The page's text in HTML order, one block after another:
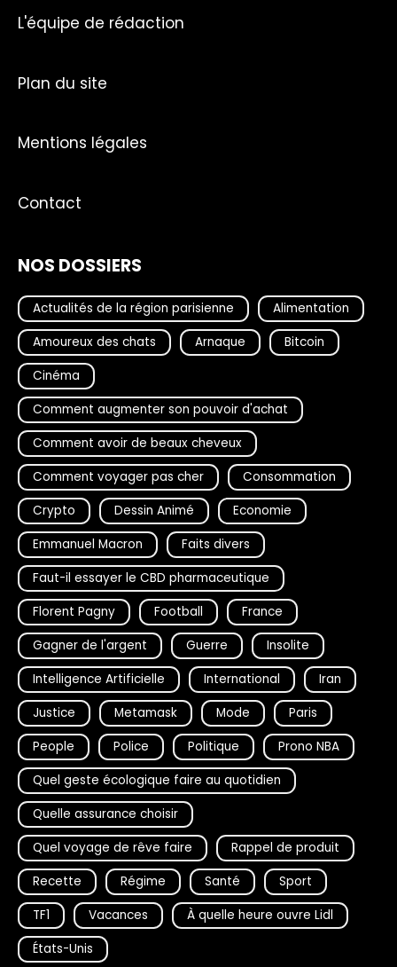
L'équipe de rédaction
Plan du site
Mentions légales
Contact
NOS DOSSIERS
Actualités de la région parisienne
Alimentation
Amoureux des chats
Arnaque
Bitcoin
Cinéma
Comment augmenter son pouvoir d'achat
Comment avoir de beaux cheveux
Comment voyager pas cher
Consommation
Crypto
Dessin Animé
Economie
Emmanuel Macron
Faits divers
Faut-il essayer le CBD pharmaceutique
Florent Pagny
Football
France
Gagner de l'argent
Guerre
Insolite
Intelligence Artificielle
International
Iran
Justice
Metamask Mode
Paris
People
Police Politique
Prono NBA
Quel geste écologique faire au quotidien
Quelle assurance choisir
Quel voyage de rêve faire
Rappel de produit
Recette
Régime Santé
Sport
TF1
Vacances
À quelle heure ouvre Lidl
États-Unis